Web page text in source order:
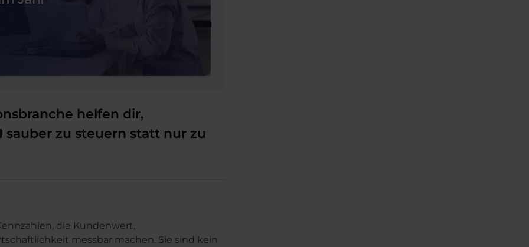
helfen dir,
zu steuern statt nur zu
die Kundenwert,
messbar machen. Sie sind kein